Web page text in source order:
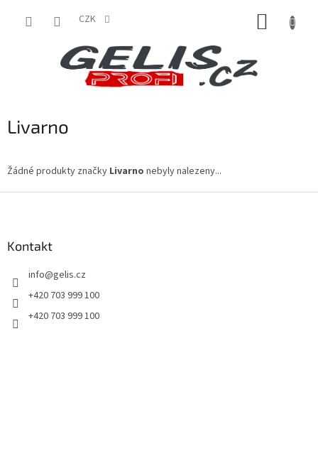
CZK
Livarno
Žádné produkty značky Livarno nebyly nalezeny...
Kontakt
info@gelis.cz
+420 703 999 100
+420 703 999 100